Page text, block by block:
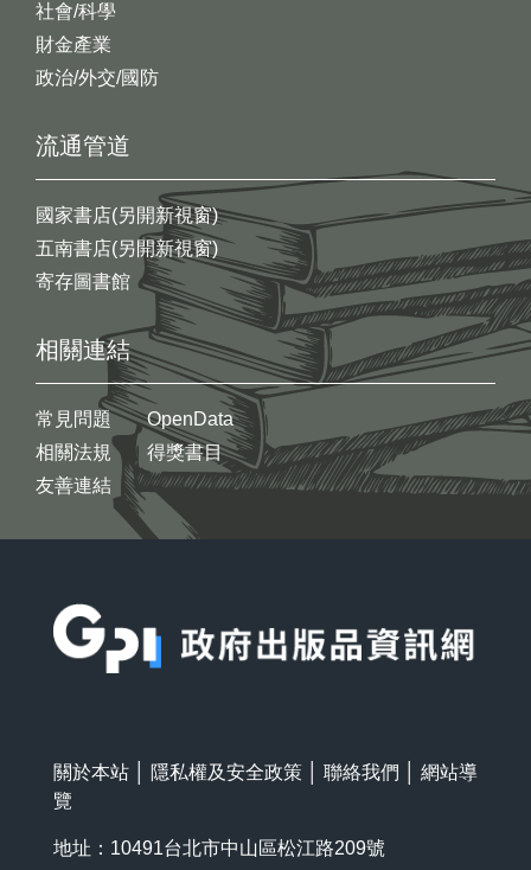
社會/科學
財金產業
政治/外交/國防
流通管道
國家書店(另開新視窗)
五南書店(另開新視窗)
寄存圖書館
相關連結
常見問題
相關法規
友善連結
OpenData
得獎書目
關於本站 隱私權及安全政策 聯絡我們
網站導
覽
地址：10491台北市中山區松江路209號